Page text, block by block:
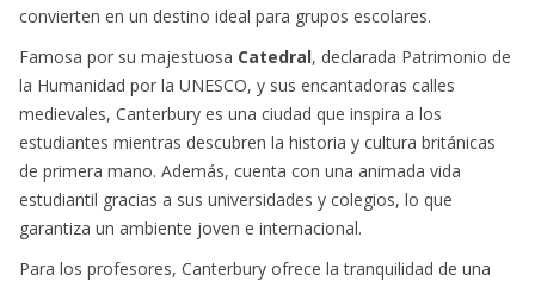
convierten en un destino ideal para grupos escolares.
Famosa por su majestuosa Catedral, declarada Patrimonio de
la Humanidad por la UNESCO, y sus encantadoras calles
medievales, Canterbury es una ciudad que inspira a los
estudiantes mientras descubren la historia y cultura británicas
de primera mano. Además, cuenta con una animada vida
estudiantil gracias a sus universidades y colegios, lo que
garantiza un ambiente joven e internacional.
Para los profesores, Canterbury ofrece la tranquilidad de una